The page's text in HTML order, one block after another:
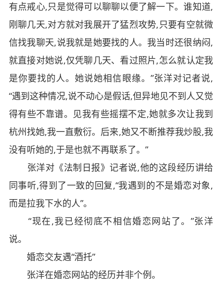
有点戒心,只是觉得可以聊聊以便了解一下。谁知道,
刚聊几天,对方就对我展开了猛烈攻势,只要有空就微
信找我聊天,说我就是她要找的人。我当时还很纳闷,
就直接对她说,仅凭聊几天、看过照片,怎么就认定我
是你要找的人。她说她相信眼缘。”张洋对记者说,
“遇到这种情况,说不动心是假话,但异地见不到人又觉
得有些不靠谱。见我有些摇摆不定,她就多次让我到
杭州找她,我一直敷衍。后来,她又不断推荐我炒股,我
没有听她的,于是也就不再联系了。”
张洋对《法制日报》记者说,他的这段经历讲给
同事听,得到了一致的回复,“我遇到的不是婚恋对象,
而是拉我下水的人”。
“现在,我已经彻底不相信婚恋网站了。”张洋
说。
婚恋交友遇“酒托”
张洋在婚恋网站的经历并非个例。